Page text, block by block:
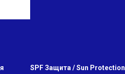
SPF Защита / Sun Protection